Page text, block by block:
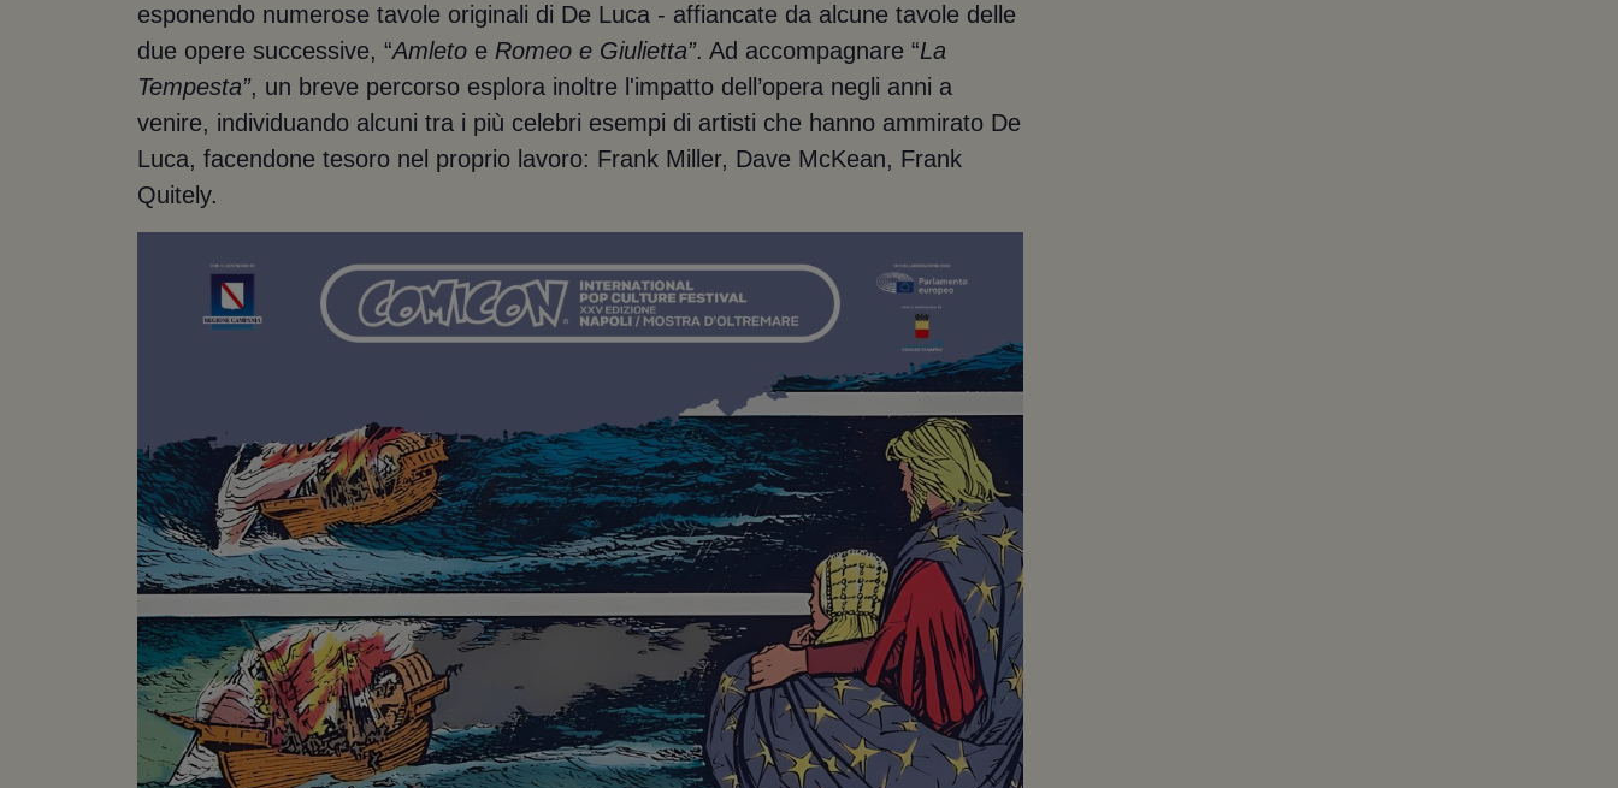
esponendo numerose tavole originali di De Luca - affiancate da alcune tavole delle
due opere successive, “Amleto e Romeo e Giulietta”. Ad accompagnare “La
Tempesta”, un breve percorso esplora inoltre l'impatto dell’opera negli anni a
venire, individuando alcuni tra i più celebri esempi di artisti che hanno ammirato De
Luca, facendone tesoro nel proprio lavoro: Frank Miller, Dave McKean, Frank
Quitely.